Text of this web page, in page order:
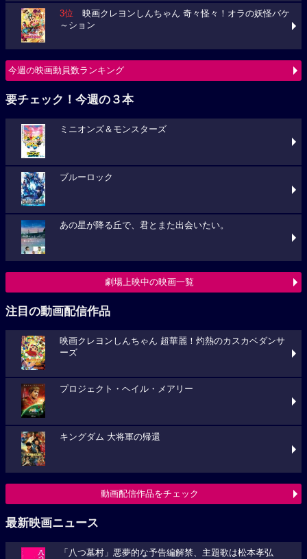
3位 映画クレヨンしんちゃん 奇々怪々！オラの妖怪バケ
～ション
今週の映画動員数ランキング
要チェック！今週の３本
ミニオンズ＆モンスターズ
ブルーロック
あの星が降る丘で、君とまた出会いたい。
劇場上映中の映画一覧
注目の動画配信作品
映画クレヨンしんちゃん 超華麗！灼熱のカスカベダンサ
ーズ
プロジェクト・ヘイル・メアリー
キングダム 大将軍の帰還
動画配信作品をチェック
最新映画ニュース
「八つ墓村」悪夢的な予告編解禁、主題歌は松本孝弘